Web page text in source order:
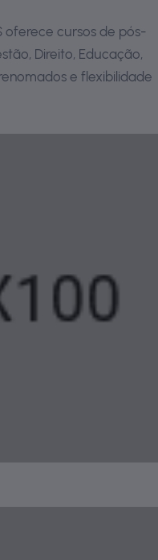
oferece cursos de pós-
Direito, Educação,
e flexibilidade